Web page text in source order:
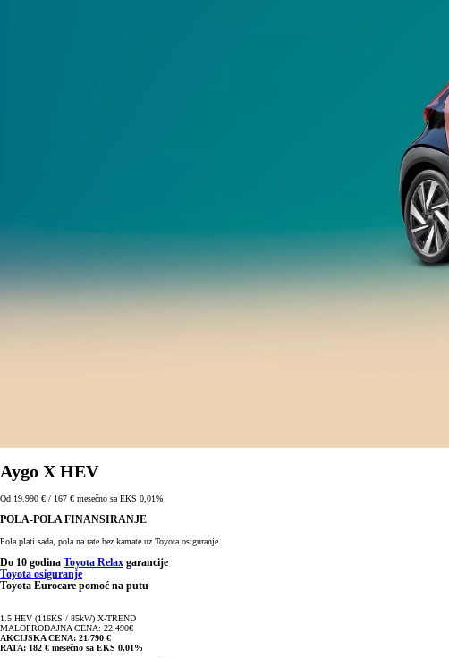
Aygo X HEV
Od 19.990 € / 167 € mesečno sa EKS 0,01%
POLA-POLA FINANSIRANJE
Pola plati sada, pola na rate bez kamate uz Toyota osiguranje
Do 10 godina Toyota Relax garancije
Toyota osiguranje
Toyota Eurocare pomoć na putu
1.5 HEV (116KS / 85kW) X-TREND
MALOPRODAJNA CENA: 22.490€
AKCIJSKA CENA: 21.790 €
RATA: 182 € mesečno sa EKS 0,01%